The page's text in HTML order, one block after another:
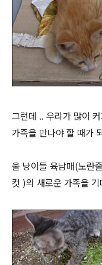
그런데 .. 우리가 많이
가족을 만나야 할 때가
울 냥이들 육남매(노란
컷 )의 새로운 가족을 기